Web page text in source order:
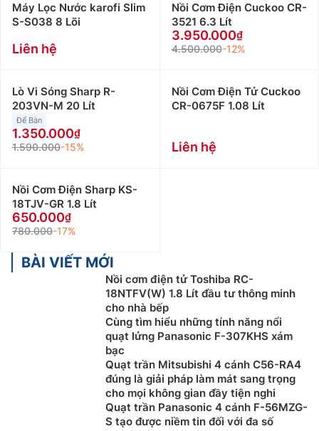
Máy Lọc Nước karofi Slim
S-S038 8 Lõi
Liên hệ
Nồi Cơm Điện Cuckoo CR-
3521 6.3 Lít
3.950.000
4.500.000-12%
Lò Vi Sóng Sharp R-
203VN-M 20 Lít
Để Bàn
1.350.000
1.590.000-15%
Nồi Cơm Điện Tử Cuckoo
CR-0675F 1.08 Lít
Liên hệ
Nồi Cơm Điện Sharp KS-
18TJV-GR 1.8 Lít
650.000
780.000-17%
BÀI VIẾT MỚI
Nồi cơm điện tử Toshiba RC-
18NTFV(W) 1.8 Lít đầu tư thông minh
cho nhà bếp
Cùng tìm hiểu những tính năng nổi
quạt lửng Panasonic F-307KHS xám
bạc
Quạt trần Mitsubishi 4 cánh C56-RA4
đúng là giải pháp làm mát sang trọng
cho mọi không gian đầy tiện nghi
Quạt trần Panasonic 4 cánh F-56MZG-
S tạo được niềm tin đối với đa số